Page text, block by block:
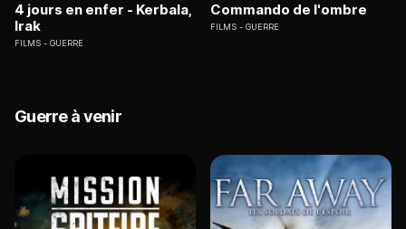
4 jours en enfer - Kerbala,
Irak
FILMS GUERRE
Commando de l'ombre
FILMS GUERRE
Guerre à venir